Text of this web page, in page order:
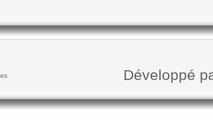
Développé